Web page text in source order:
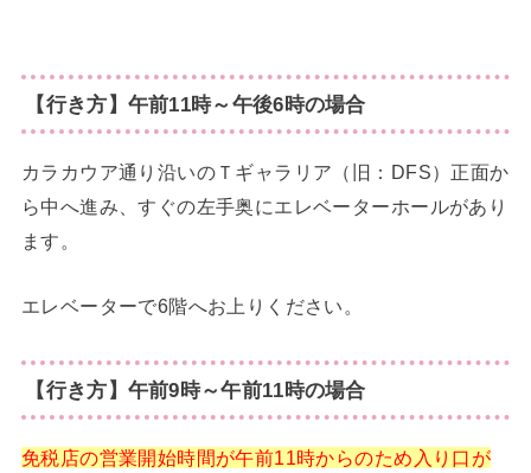
【行き方】午前11時～午後6時の場合
カラカウア通り沿いのＴギャラリア（旧：DFS）正面か
ら中へ進み、すぐの左手奥にエレベーターホールがあり
ます。
エレベーターで6階へお上りください。
【行き方】午前9時～午前11時の場合
免税店の営業開始時間が午前11時からのため入り口が